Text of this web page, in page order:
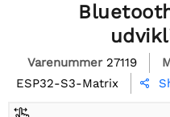
Varenummer 27119
ESP32-S3-Matrix
